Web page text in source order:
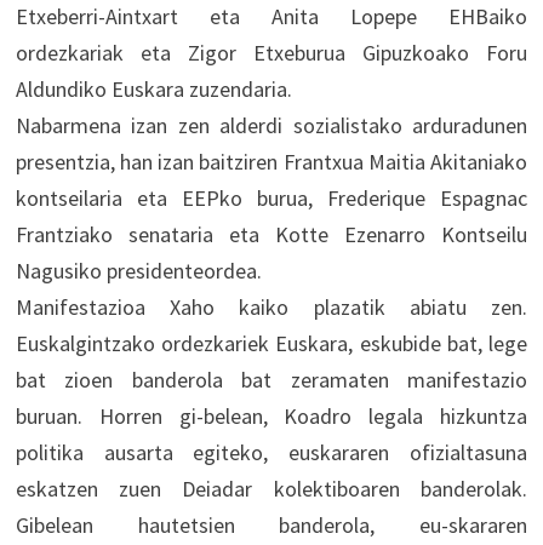
Etxeberri-Aintxart eta Anita Lopepe EHBaiko
ordezkariak eta Zigor Etxeburua Gipuzkoako Foru
Aldundiko Euskara zuzendaria.
Nabarmena izan zen alderdi sozialistako arduradunen
presentzia, han izan baitziren Frantxua Maitia Akitaniako
kontseilaria eta EEPko burua, Frederique Espagnac
Frantziako senataria eta Kotte Ezenarro Kontseilu
Nagusiko presidenteordea.
Manifestazioa Xaho kaiko plazatik abiatu zen.
Euskalgintzako ordezkariek Euskara, eskubide bat, lege
bat zioen banderola bat zeramaten manifestazio
buruan. Horren gi-belean, Koadro legala hizkuntza
politika ausarta egiteko, euskararen ofizialtasuna
eskatzen zuen Deiadar kolektiboaren banderolak.
Gibelean hautetsien banderola, eu-skararen